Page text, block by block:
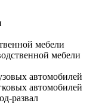
мебели
мебели
автомобилей
автомобилей
развал